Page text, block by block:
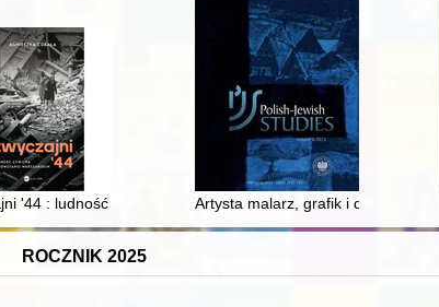
Czesława w świetle europejskiej działalności wydawniczej
Stanisława Strońskiego na uchodźstwie
'44 : ludność cywilna w powstaniu warszawskim
Artysta malarz, grafik i
ROCZNIK 2025